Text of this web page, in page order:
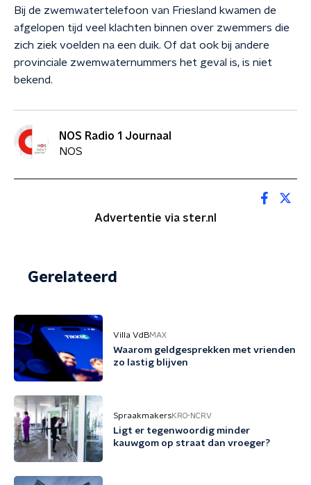
Bij de zwemwatertelefoon van Friesland kwamen de
afgelopen tijd veel klachten binnen over zwemmers die
zich ziek voelden na een duik. Of dat ook bij andere
provinciale zwemwaternummers het geval is, is niet
bekend.
NOS Radio 1 Journaal
NOS
Advertentie via ster.nl
Gerelateerd
Villa VdBMAX
Waarom geldgesprekken met vrienden
zo lastig blijven
SpraakmakersKRO-NCRV
Ligt er tegenwoordig minder
kauwgom op straat dan vroeger?